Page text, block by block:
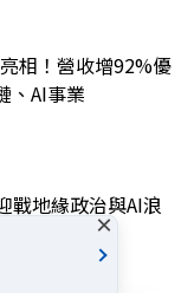
相！營收增92%優
、AI事業
戰地緣政治與AI浪
打造A+韌性
×